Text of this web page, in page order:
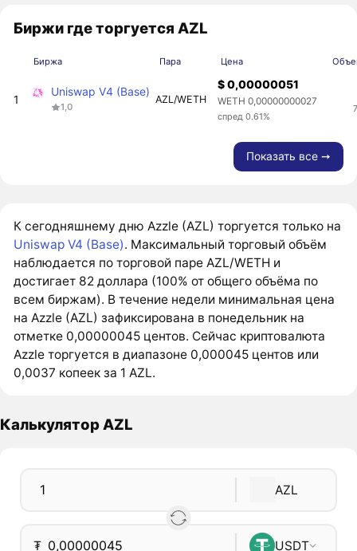
Биржи где торгуется AZL
Биржа Пара Цена
1
Uniswap V4 (Base)
1,0
AZL/WETH
$ 0,00000051
WETH 0,00000000027
спред 0.61%
Показать все ➙
К сегодняшнему дню Azzle (AZL) торгуется только на
Uniswap V4 (Base). Максимальный торговый объём
наблюдается по торговой паре AZL/WETH и
достигает 82 доллара (100% от общего объёма по
всем биржам). В течение недели минимальная цена
на Azzle (AZL) зафиксирована в понедельник на
отметке 0,00000045 центов. Сейчас криптовалюта
Azzle торгуется в диапазоне 0,000045 центов или
0,0037 копеек за 1 AZL.
Калькулятор AZL
AZL
₮ USDT